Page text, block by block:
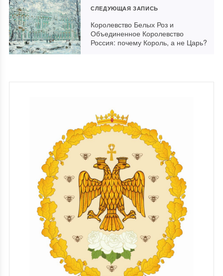
СЛЕДУЮЩАЯ ЗАПИСЬ
Королевство Белых Роз и
Объединенное Королевство
Россия: почему Король, а не Царь?